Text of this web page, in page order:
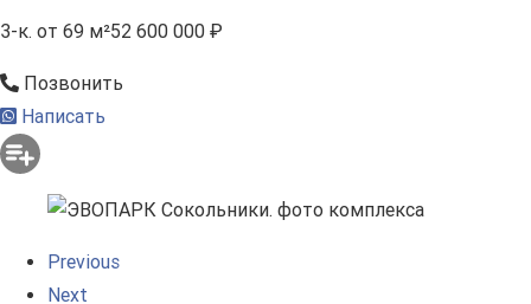
3-к. от 69 м²52 600 000 ₽
Позвонить
Написать
Previous
Next